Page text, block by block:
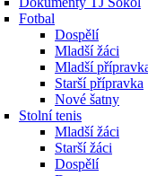
Fotbal
Dospělí
Mladší žáci
Mladší
Starší přípravka
Nové šatny
Stolní tenis
Mladší žáci
Starší žáci
Dospělí